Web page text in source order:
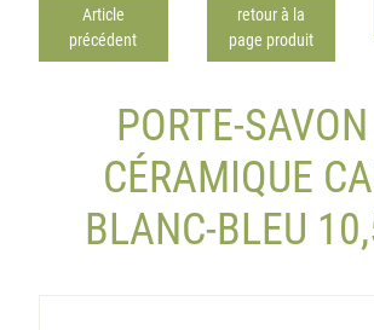
Article
précédent
retour à la
page produit
PORTE-
CÉRAMIQUE
BLANC-BLEU